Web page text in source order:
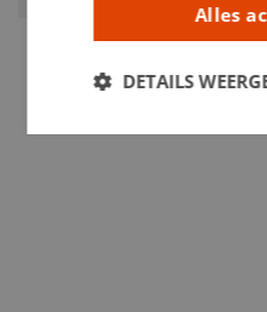
ARTIKELNUMMER
0209100
Alles
DETAILS